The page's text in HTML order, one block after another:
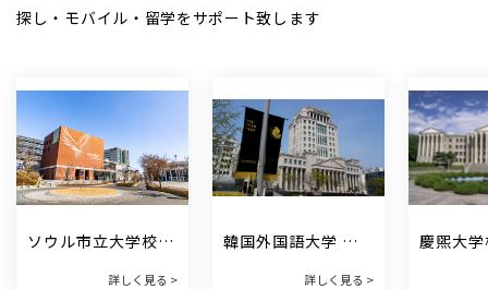
探し・モバイル・留学をサポート致します
ソウル市立大学校
詳しく見る >
韓国外国語大学 한
詳しく見る >
慶煕大